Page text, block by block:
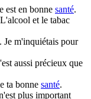
est en bonne santé.
L'alcool et le tabac
Je m'inquiétais pour
aussi précieux que
ta bonne santé.
plus important